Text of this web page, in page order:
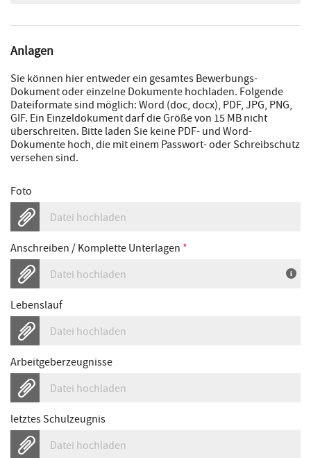
Anlagen
Sie können hier entweder ein gesamtes Bewerbungs-
Dokument oder einzelne Dokumente hochladen. Folgende
Dateiformate sind möglich: Word (doc, docx), PDF, JPG, PNG,
GIF. Ein Einzeldokument darf die Größe von 15 MB nicht
überschreiten. Bitte laden Sie keine PDF- und Word-
Dokumente hoch, die mit einem Passwort- oder Schreibschutz
versehen sind.
Foto
Datei hochladen
Anschreiben / Komplette Unterlagen *
Datei hochladen
Lebenslauf
Datei hochladen
Arbeitgeberzeugnisse
Datei hochladen
letztes Schulzeugnis
Datei hochladen